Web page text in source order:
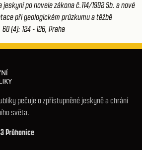
po novele zákona č.114/1992 Sb. a nové
při geologickém průzkumu a těžbě
(4): 124 - 126, Praha
pečuje o zpřístupněné jeskyně a chrání
světa.
Průhonice